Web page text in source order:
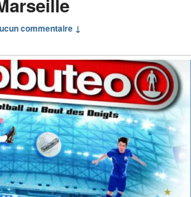
commentaire ↓